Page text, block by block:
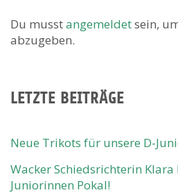
Du musstangemeldetsein,
abzugeben.
LETZTE BEITRÄGE
Neue Trikots für unsere D-
Wacker Schiedsrichterin
Juniorinnen Pokal!